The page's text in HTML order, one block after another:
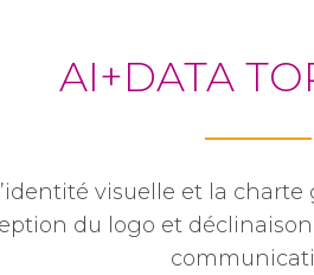
AI+DATA
visuelle et la
du logo et